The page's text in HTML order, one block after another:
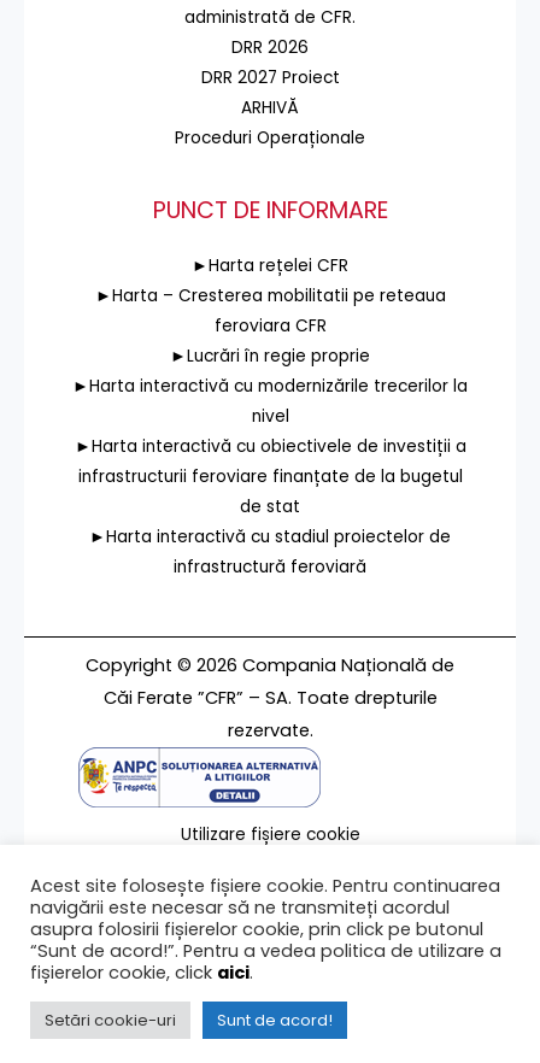
administrată de CFR.
DRR 2026
DRR 2027 Proiect
ARHIVĂ
Proceduri Operaționale
PUNCT DE INFORMARE
►Harta rețelei CFR
►Harta – Cresterea mobilitatii pe reteaua
feroviara CFR
►Lucrări în regie proprie
►Harta interactivă cu modernizările trecerilor la
nivel
►Harta interactivă cu obiectivele de investiții a
infrastructurii feroviare finanțate de la bugetul
de stat
►Harta interactivă cu stadiul proiectelor de
infrastructură feroviară
Copyright © 2026 Compania Națională de
Căi Ferate ”CFR” – SA. Toate drepturile
rezervate.
Utilizare fișiere cookie
Contact
Ultima modificare a paginii 17/02/2021
Acest site folosește fișiere cookie. Pentru continuarea
navigării este necesar să ne transmiteți acordul
asupra folosirii fișierelor cookie, prin click pe butonul
“Sunt de acord!”. Pentru a vedea politica de utilizare a
fișierelor cookie, click aici.
Setări cookie-uri Sunt de acord!